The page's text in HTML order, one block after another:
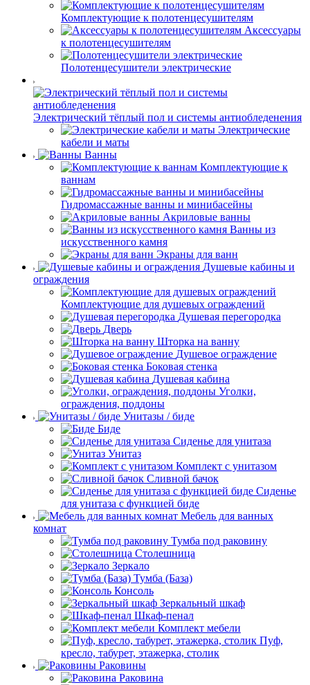
Комплектующие к полотенцесушителям
Аксессуары
к полотенцесушителям
Полотенцесушители электрические
Электрический тёплый пол и системы антиобледенения
Электрические
кабели и маты
Ванны
Комплектующие к
ваннам
Гидромассажные ванны и минибасейны
Акриловые ванны
Ванны из
искусственного камня
Экраны для ванн
Душевые кабины и
ограждения
Комплектующие для душевых ограждений
Душевая перегородка
Дверь
Шторка на ванну
Душевое ограждение
Боковая стенка
Душевая кабина
Уголки,
ограждения, поддоны
Унитазы / биде
Биде
Сиденье для унитаза
Унитаз
Комплект с унитазом
Сливной бачок
Сиденье
для унитаза с функцией биде
Мебель для ванных
комнат
Тумба под раковину
Столешница
Зеркало
Тумба (База)
Консоль
Зеркальный шкаф
Шкаф-пенал
Комплект мебели
Пуф,
кресло, табурет, этажерка, столик
Раковины
Раковина